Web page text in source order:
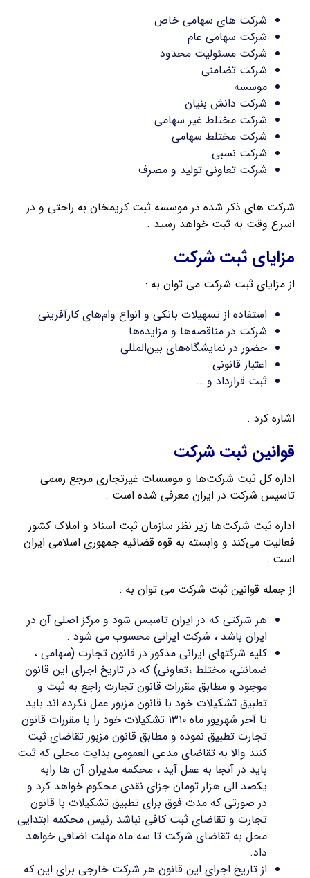
شرکت های سهامی خاص
شرکت سهامی عام
شرکت مسئولیت محدود
شرکت تضامنی
موسسه
شرکت دانش بنیان
شرکت مختلط غیر سهامی
شرکت مختلط سهامی
شرکت نسبی
شرکت تعاونی تولید و مصرف
شرکت های ذکر شده در موسسه ثبت کریمخان به راحتی و در
اسرع وقت به ثبت خواهد رسید .
مزایای ثبت شرکت
از مزایای ثبت شرکت می توان به :
استفاده از تسهیلات بانکی و انواع وام‌های کارآفرینی
شرکت در مناقصه‌ها و مزایده‌ها
حضور در نمایشگاه‌های بین‌المللی
اعتبار قانونی
ثبت قرارداد و …
اشاره کرد .
قوانین ثبت شرکت
اداره کل ثبت شرکت‌ها و موسسات غیرتجاری مرجع رسمی
تاسیس شرکت در ایران معرفی شده است .
اداره ثبت شرکت‌ها زیر نظر سازمان ثبت اسناد و املاک کشور
فعالیت می‌کند و وابسته به قوه قضائیه جمهوری اسلامی ایران
است .
از جمله قوانین ثبت شرکت می توان به :
هر شرکتی که در ایران تاسیس شود و مرکز اصلی آن در
ایران باشد ، شرکت ایرانی محسوب می شود .
کلیه شرکتهای ایرانی مذکور در قانون تجارت (سهامی ،
ضمانتی، مختلط ،تعاونی) که در تاریخ اجرای این قانون
موجود و مطابق مقررات قانون تجارت راجع به ثبت و
تطبیق تشکیلات خود با قانون مزبور عمل نکرده اند باید
تا آخر شهریور ماه ۱۳۱۰ تشکیلات خود را با مقررات قانون
تجارت تطبیق نموده و مطابق قانون مزبور تقاضای ثبت
کنند والا به تقاضای مدعی العمومی بدایت محلی که ثبت
باید در آنجا به عمل آید ، محکمه مدیران آن ها رابه
یکصد الی هزار تومان جزای نقدی محکوم خواهد کرد و
در صورتی که مدت فوق برای تطبیق تشکیلات با قانون
تجارت و تقاضای ثبت کافی نباشد رئیس محکمه ابتدایی
محل به تقاضای شرکت تا سه ماه مهلت اضافی خواهد
داد.
از تاریخ اجرای این قانون هر شرکت خارجی برای این که